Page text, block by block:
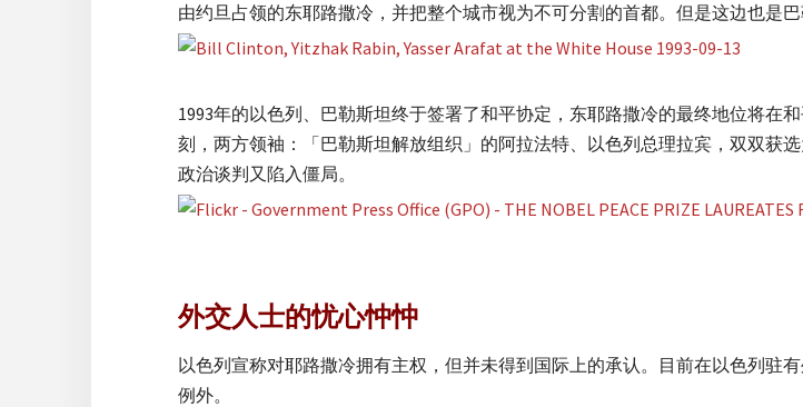
由约旦占领的东耶路撒冷，并把整个城市视为不可分割的首都。但是这边也是
1993年的以色列、巴勒斯坦终于签署了和平协定，东耶路撒冷的最终地位将在
刻，两方领袖：「巴勒斯坦解放组织」的阿拉法特、以色列总理拉宾，双双获
政治谈判又陷入僵局。
外交人士的忧心忡忡
以色列宣称对耶路撒冷拥有主权，但并未得到国际上的承认。目前在以色列驻
例外。